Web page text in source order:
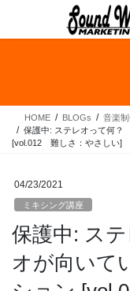
テ
ス
ゲ
ン
HOME BLOGs 音楽
保護中: ステレオって何？
[vol.012 難しさ：やさしい]
04/23/2021
ミキシング講座
保護中: ス
オが向いて